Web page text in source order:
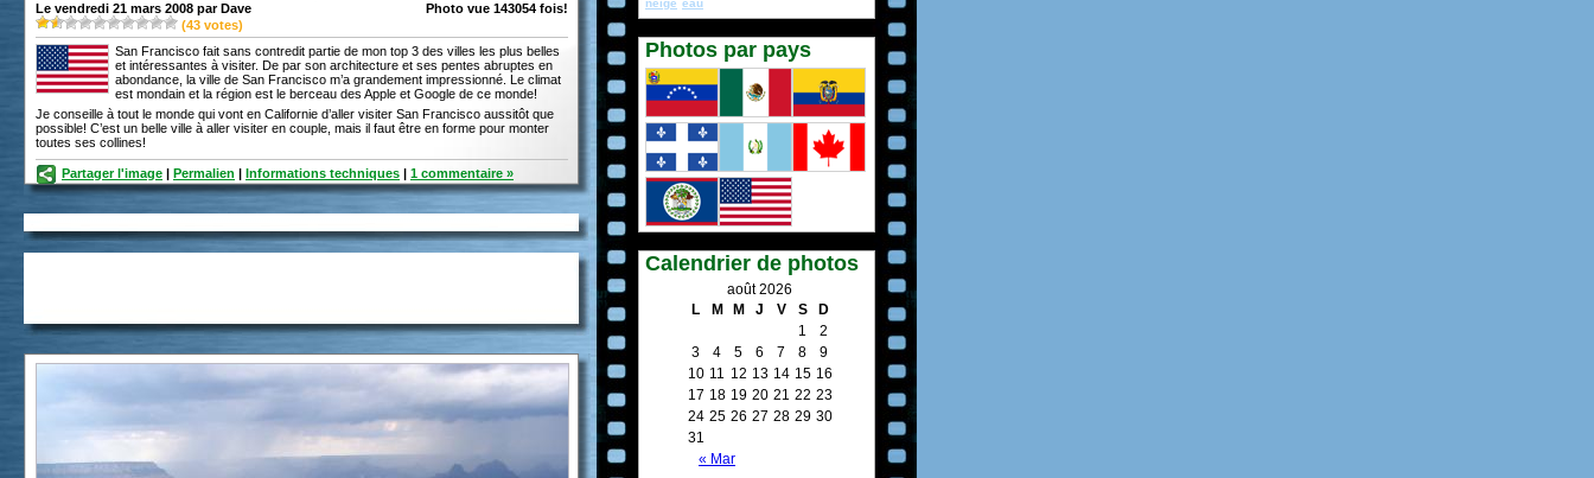
Photo vue 143054 fois!
Le vendredi 21 mars 2008 par Dave
(43 votes)
San Francisco fait sans contredit partie de mon top 3 des villes les plus belles
et intéressantes à visiter. De par son architecture et ses pentes abruptes en
abondance, la ville de San Francisco m’a grandement impressionné. Le climat
est mondain et la région est le berceau des Apple et Google de ce monde!
Je conseille à tout le monde qui vont en Californie d’aller visiter San Francisco aussitôt que
possible! C’est un belle ville à aller visiter en couple, mais il faut être en forme pour monter
toutes ses collines!
Partager l'image | Permalien | Informations techniques | 1 commentaire »
neige eau
Photos par pays
Calendrier de photos
août 2026
L
M M J V S D
« Mar
1
2
3
4 5 6 7 8
9
10 11 12 13 14 15 16
17 18 19 20 21 22 23
24 25 26 27 28 29 30
31